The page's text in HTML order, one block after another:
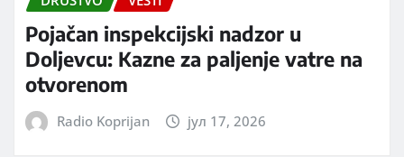
Pojačan inspekcijski nadzor u
Doljevcu: Kazne za paljenje vatre na
otvorenom
Radio Koprijan јул 17, 2026